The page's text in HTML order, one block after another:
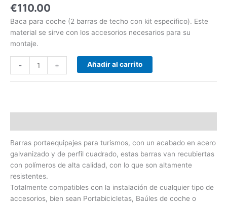
€110.00
Baca para coche (2 barras de techo con kit especifico). Este
material se sirve con los accesorios necesarios para su
montaje.
- + Añadir al carrito
Barras portaequipajes para turismos, con un acabado en acero
galvanizado y de perfil cuadrado, estas barras van recubiertas
con polímeros de alta calidad, con lo que son altamente
resistentes.
Totalmente compatibles con la instalación de cualquier tipo de
accesorios, bien sean Portabicicletas, Baúles de coche o